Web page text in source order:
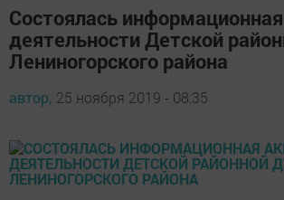
Состоялась
деятельности Детской
Лениногорского района
автор, 25 ноября 2019 - 08:35